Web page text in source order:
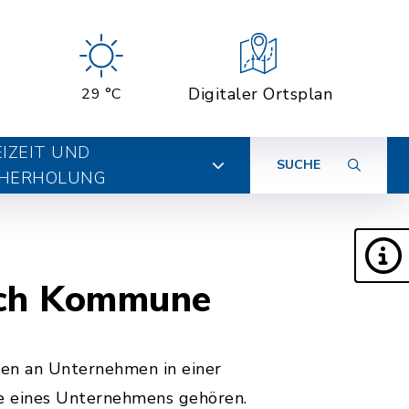
29 °C Digitaler Ortsplan
UND
SUCHE
Kommune
an Unternehmen in einer
Unternehmens gehören.